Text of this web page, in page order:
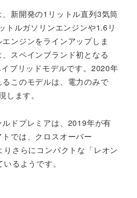
新開発の1リットル直列3気筒
トルガソリンエンジンや1.6リ
ンジンをラインアップしま
スペインブランド初となる
ブリッドモデルです。2020年
このモデルは、電力のみで
します。
ルドプレミアは、2019年が有
では、クロスオーバー
さらにコンパクトな「レオン
るようです。